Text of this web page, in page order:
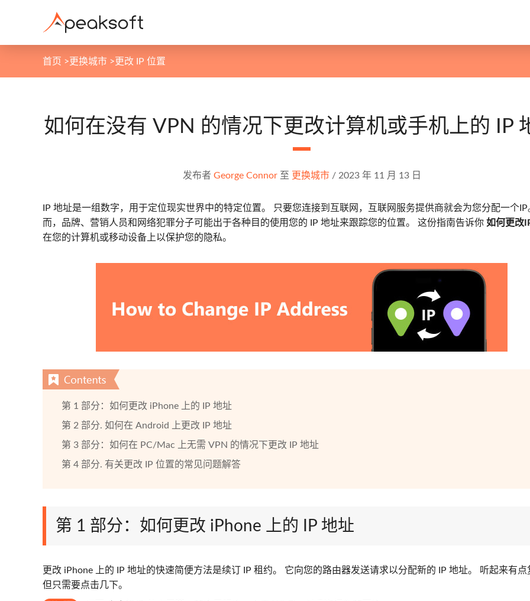
首页 >更换城市 >更改 IP 位置
如何在没有 VPN 的情况下更改计算机或手机上的 IP
发布者 George Connor至 更换城市/ 2023 年 11 月 13 日
IP 地址是一组数字，用于定位现实世界中的特定位置。 只要您连接到互联网，互联网服务提供商就会为您分配一个IP
而，品牌、营销人员和网络犯罪分子可能出于各种目的使用您的 IP 地址来跟踪您的位置。 这份指南告诉你 如何更改
在您的计算机或移动设备上以保护您的隐私。
第 1 部分：如何更改 iPhone 上的 IP 地址
第 2 部分. 如何在 Android 上更改 IP 地址
第 3 部分：如何在 PC/Mac 上无需 VPN 的情况下更改 IP 地址
第 4 部分. 有关更改 IP 位置的常见问题解答
第 1 部分：如何更改 iPhone 上的 IP 地址
更改 iPhone 上的 IP 地址的快速简便方法是续订 IP 租约。 它向您的路由器发送请求以分配新的 IP 地址。 听起来有点
但只需要点击几下。